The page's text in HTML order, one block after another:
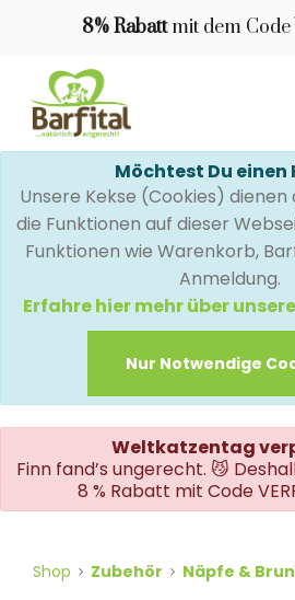
8% Rabattmit dem Code
Möchtest Du einen
Unsere Kekse (Cookies)
die Funktionen auf dieser
Funktionen wie Warenkorb,
Anmeldung.
Erfahre hier mehr über
Nur Notwendige
Weltkatzentag
Finn fand’s ungerecht. 😼
8 % Rabatt mit Code
Shop Zubehör Näpfe &